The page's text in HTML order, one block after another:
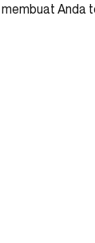
Anda